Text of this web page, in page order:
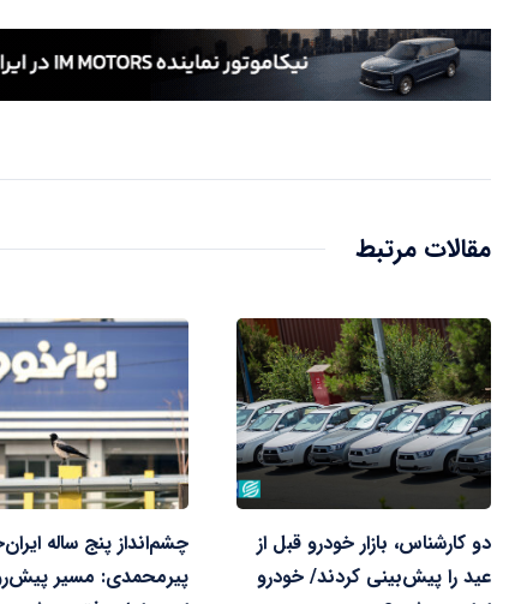
مقالات مرتبط
دو کارشناس، بازار خودرو قبل از
عید را پیش‌بینی کردند/ خودرو
چشم‌انداز پنج ساله
پیرمحمدی: مسیر